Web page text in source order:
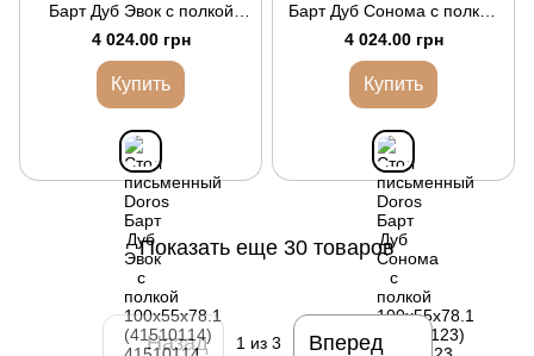
Барт Дуб Эвок с полкой
100х55х78.1 (41510114)
4 024.00 грн
Купить
Барт Дуб Сонома с полкой
100х55х78.1 (41510123)
4 024.00 грн
Купить
Показать еще 30 товаров
Назад 1 из 3 Вперед